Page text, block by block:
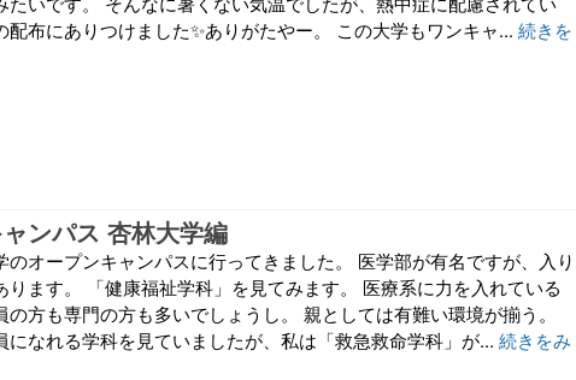
配布にありつけました✨ありがたやー。 この大学もワンキャ... 続きを
ンパス 杏林大学編
のオープンキャンパスに行ってきました。 医学部が有名ですが、入り
ります。 「健康福祉学科」を見てみます。 医療系に力を入れている
の方も専門の方も多いでしょうし。 親としては有難い環境が揃う。
になれる学科を見ていましたが、私は「救急救命学科」が... 続きをみ